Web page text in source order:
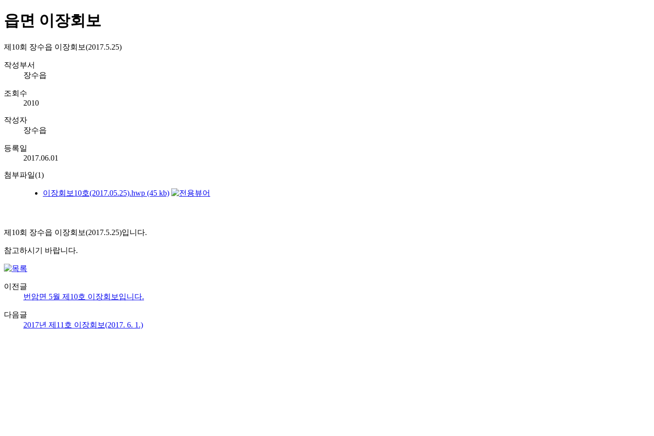
읍면 이장회보
제10회 장수읍 이장회보(2017.5.25)
작성부서
장수읍
조회수
2010
작성자
장수읍
등록일
2017.06.01
첨부파일(1)
이장회보10호(2017.05.25).hwp (45 kb)
제10회 장수읍 이장회보(2017.5.25)입니다.
참고하시기 바랍니다.
이전글
번암면 5월 제10호 이장회보입니다.
다음글
2017년 제11호 이장회보(2017. 6. 1.)